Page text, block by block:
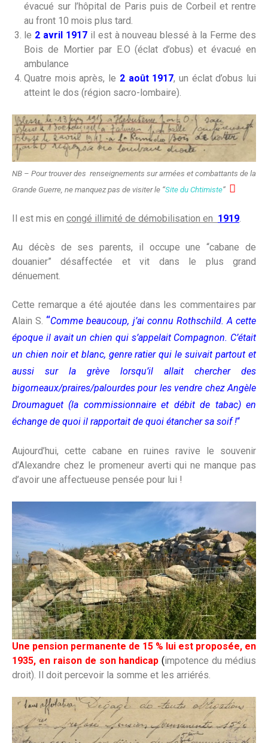
évacué sur l’hôpital de Paris puis de Corbeil et rentre
au front 10 mois plus tard.
le 2 avril 1917il est à nouveau blessé à la Ferme des
Bois de Mortier par E.O (éclat d’obus) et évacué en
ambulance
Quatre mois après, le 2 août 1917, un éclat d’obus lui
atteint le dos (région sacro-lombaire).
NB – Pour trouver des renseignements sur armées et combattants de la
Grande Guerre, ne manquez pas de visiter le “Site du Chtimiste” 
Il est mis en congé illimité de démobilisation en 1919.
Au décès de ses parents, il occupe une “cabane de
douanier” désaffectée et vit dans le plus grand
dénuement.
Cette remarque a été ajoutée dans les commentaires par
Alain S. “Comme beaucoup, j’ai connu Rothschild. A cette
époque il avait un chien qui s’appelait Compagnon. C’était
un chien noir et blanc, genre ratier qui le suivait partout et
aussi sur la grève lorsqu’il allait chercher des
bigorneaux/praires/palourdes pour les vendre chez Angèle
Droumaguet (la commissionnaire et débit de tabac) en
échange de quoi il rapportait de quoi étancher sa soif !“
Aujourd’hui, cette cabane en ruines ravive le souvenir
d’Alexandre chez le promeneur averti qui ne manque pas
d’avoir une affectueuse pensée pour lui !
Une pension permanente de 15 % lui est proposée, en
1935, en raison de son handicap(impotence du médius
droit). Il doit percevoir la somme et les arriérés.